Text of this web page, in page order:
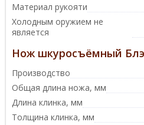
Материал рукояти
Холодным оружием не
является
Нож шкуросъёмный
Производство
Общая длина ножа, мм
Длина клинка, мм
Толщина клинка, мм